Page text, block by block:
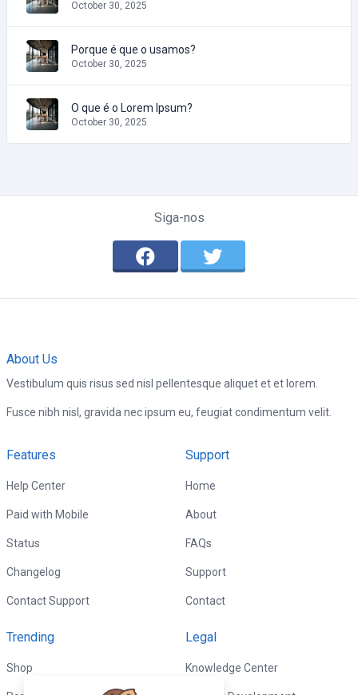
October 30, 2025
Porque é que o usamos?
October 30, 2025
O que é o Lorem Ipsum?
October 30, 2025
Siga-nos
About Us
Vestibulum quis risus sed nisl pellentesque aliquet et et lorem.
Fusce nibh nisl, gravida nec ipsum eu, feugiat condimentum velit.
Features
Help Center
Paid with Mobile
Status
Changelog
Contact Support
Support
Home
About
FAQs
Support
Contact
Trending
Shop
Legal
Knowledge Center